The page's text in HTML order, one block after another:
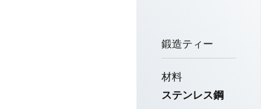
鍛造ティー
材料
ステンレス鋼